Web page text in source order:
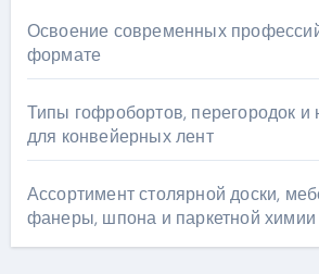
Освоение современных
формате
Типы гофробортов, перегородок
для конвейерных лент
Ассортимент столярной доски,
фанеры, шпона и паркетной химии